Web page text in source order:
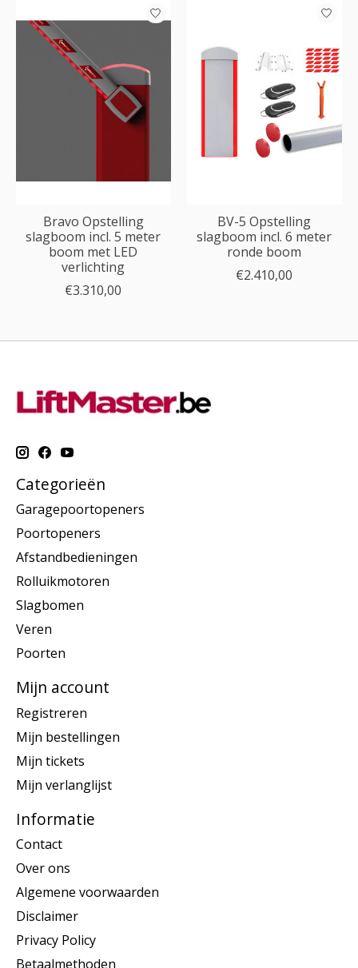
Bravo Opstelling
slagboom incl. 5 meter
boom met LED
verlichting
€3.310,00
BV-5 Opstelling
slagboom incl. 6 meter
ronde boom
€2.410,00
Categorieën
Garagepoortopeners
Poortopeners
Afstandbedieningen
Rolluikmotoren
Slagbomen
Veren
Poorten
Mijn account
Registreren
Mijn bestellingen
Mijn tickets
Mijn verlanglijst
Informatie
Contact
Over ons
Algemene voorwaarden
Disclaimer
Privacy Policy
Betaalmethoden